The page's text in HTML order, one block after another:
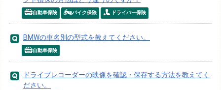
自動車保険 バイク保険 ドライバー保険
BMWの車名別の型式を教えてください。
自動車保険
ドライブレコーダーの映像を確認・保存する方法を教えてく
ださい。